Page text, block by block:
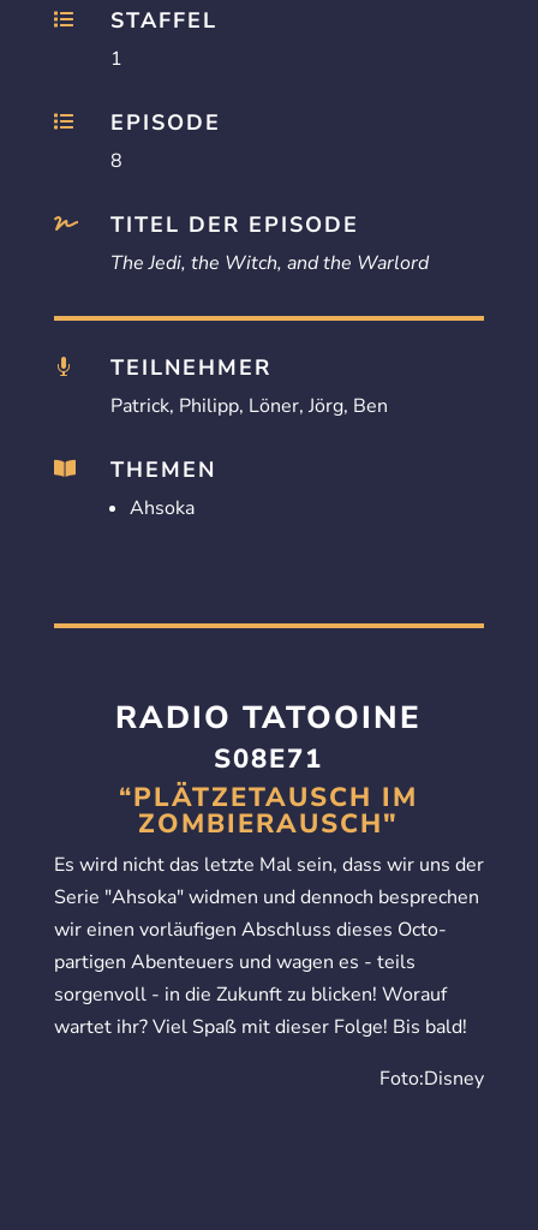
 STAFFEL
1
 EPISODE
8
 TITEL DER EPISODE
The Jedi, the Witch, and the Warlord
 TEILNEHMER
Patrick, Philipp, Löner, Jörg, Ben
 THEMEN
Ahsoka
RADIO TATOOINE
S08E71
“PLÄTZETAUSCH IM
ZOMBIERAUSCH"
Es wird nicht das letzte Mal sein, dass wir uns der
Serie "Ahsoka" widmen und dennoch besprechen
wir einen vorläufigen Abschluss dieses Octo-
partigen Abenteuers und wagen es - teils
sorgenvoll - in die Zukunft zu blicken! Worauf
wartet ihr? Viel Spaß mit dieser Folge! Bis bald!
Foto:Disney